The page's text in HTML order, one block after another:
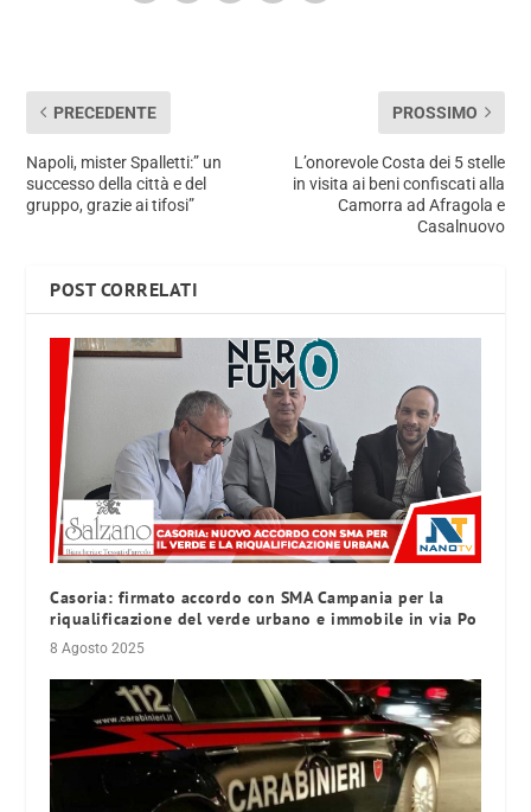
PRECEDENTE
Napoli, mister Spalletti:” un
successo della città e del
gruppo, grazie ai tifosi”
PROSSIMO
L’onorevole Costa dei 5 stelle
in visita ai beni confiscati alla
Camorra ad Afragola e
Casalnuovo
POST CORRELATI
Casoria: firmato accordo con SMA Campania per la
riqualificazione del verde urbano e immobile in via Po
8 Agosto 2025